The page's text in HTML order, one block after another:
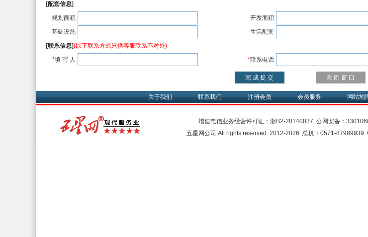
[配套信息]
规划面积
开发面积
基础设施
生活配套
[联系信息](以下联系方式只供客服联系不对外)
*填 写 人 *联系电话
关于我们 联系我们 注册会员 会员服务 网站地
增值电信业务经营许可证： 浙B2-20140037 公网安备：
五星网公司 All rights reserved. 2012-2026 总机：0571-87989939